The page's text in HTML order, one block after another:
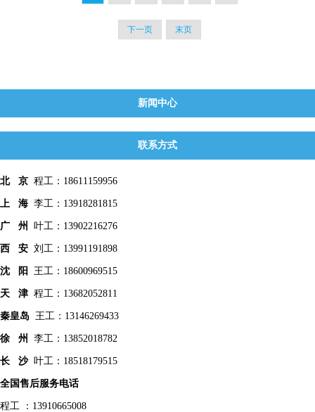
下一页 末页
新闻中心
联系方式
北 京 程工：18611159956
上 海 李工：13918281815
广 州 叶工：13902216276
西 安 刘工：13991191898
沈 阳 王工：18600969515
天 津 程工：13682052811
秦皇岛 王工：13146269433
徐 州 李工：13852018782
长 沙叶工：18518179515
全国售后服务电话
程工 ：13910665008